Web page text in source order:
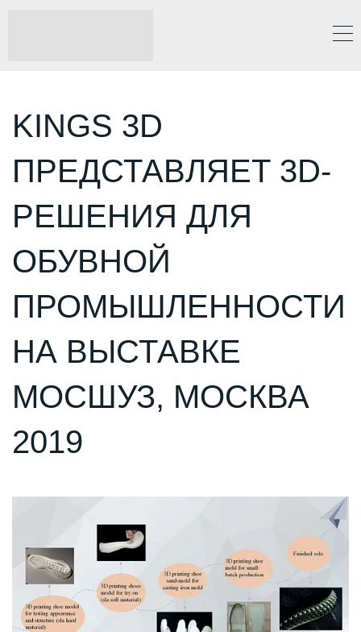
KINGS 3D
ПРЕДСТАВЛЯЕТ 3D-
РЕШЕНИЯ ДЛЯ
ОБУВНОЙ
ПРОМЫШЛЕННОСТИ
НА ВЫСТАВКЕ
МОСШУЗ, МОСКВА
2019